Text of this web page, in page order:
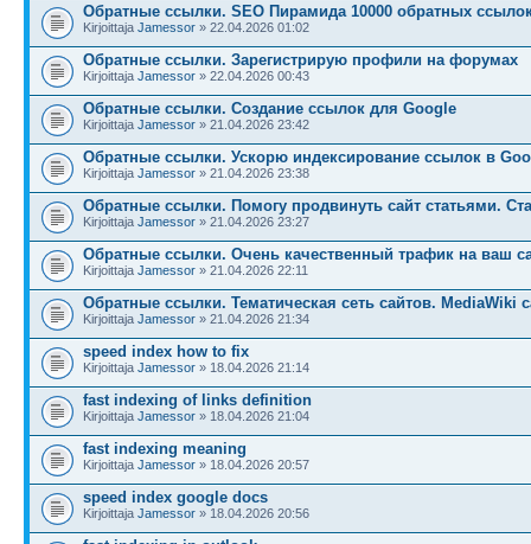
Обратные ссылки. SEO Пирамида 10000 обратных
Kirjoittaja Jamessor » 22.04.2026 01:02
Обратные ссылки. Зарегистрирую профили на форумах
Kirjoittaja Jamessor » 22.04.2026 00:43
Обратные ссылки. Создание ссылок для Google
Kirjoittaja Jamessor » 21.04.2026 23:42
Обратные ссылки. Ускорю индексирование ссылок в
Kirjoittaja Jamessor » 21.04.2026 23:38
Обратные ссылки. Помогу продвинуть сайт статьями.
Kirjoittaja Jamessor » 21.04.2026 23:27
Обратные ссылки. Очень качественный трафик на ваш
Kirjoittaja Jamessor » 21.04.2026 22:11
Обратные ссылки. Тематическая сеть сайтов. MediaWiki
Kirjoittaja Jamessor » 21.04.2026 21:34
speed index how to fix
Kirjoittaja Jamessor » 18.04.2026 21:14
fast indexing of links definition
Kirjoittaja Jamessor » 18.04.2026 21:04
fast indexing meaning
Kirjoittaja Jamessor » 18.04.2026 20:57
speed index google docs
Kirjoittaja Jamessor » 18.04.2026 20:56